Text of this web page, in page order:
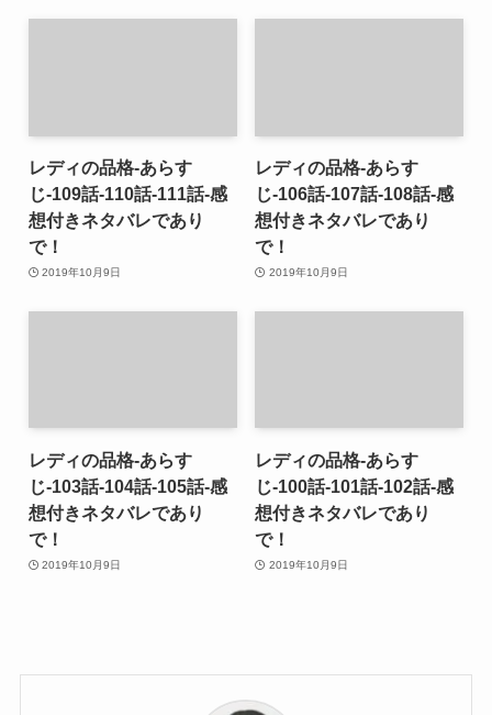
レディの品格-あらす
じ-109話-110話-111話-感
想付きネタバレであり
で！
2019年10月9日
レディの品格-あらす
じ-106話-107話-108話-感
想付きネタバレであり
で！
2019年10月9日
レディの品格-あらす
じ-103話-104話-105話-感
想付きネタバレであり
で！
2019年10月9日
レディの品格-あらす
じ-100話-101話-102話-感
想付きネタバレであり
で！
2019年10月9日